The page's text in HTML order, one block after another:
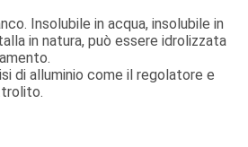
Insolubile in acqua, insolubile in
in natura, può essere idrolizzata
di alluminio come il regolatore e